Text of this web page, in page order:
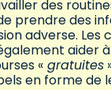
des
prendre des
adverse. Les
aider
« gratuites
en forme de